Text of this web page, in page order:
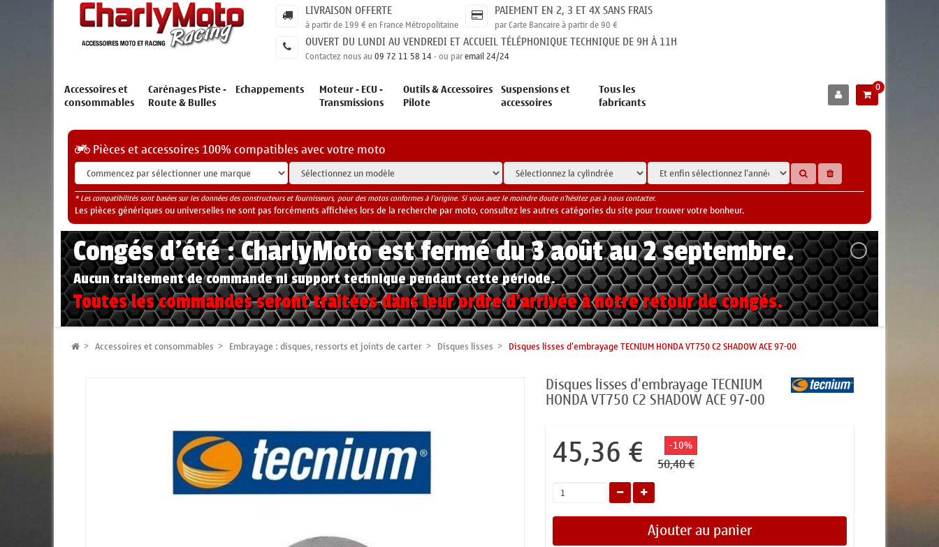
LIVRAISON OFFERTE
à partir de 199 € en France Métropolitaine
PAIEMENT EN 2, 3 ET 4X SANS FRAIS
par Carte Bancaire à partir de 90 €
OUVERT DU LUNDI AU VENDREDI ET ACCUEIL TÉLÉPHONIQUE TECHNIQUE DE 9H À 11H
Contactez nous au09 72 11 58 14- ou paremail 24/24
Accessoires et
consommables
Carénages Piste -
Route & Bulles
Echappements Moteur - ECU -
Transmissions
Outils & Accessoires
Pilote
Suspensions et
accessoires
Tous les
fabricants
0
Pièces et accessoires 100% compatibles avec votre moto
* Les compatibilités sont basées sur les données des constructeurs et fournisseurs, pour des motos conformes à l'origine. Si vous avez le moindre doute n'hésitez pas à nous contacter.
Les pièces génériques ou universelles ne sont pas forcéments affichées lors de la recherche par moto, consultez les autres catégories du site pour trouver votre bonheur.
Congés d'été : CharlyMoto est fermé du 3 août au 2 septembre.
Aucun traitement de commande ni support technique pendant cette période.
Toutes les commandes seront traitées dans leur ordre d'arrivée à notre retour de congés.
Accessoires et consommables Embrayage : disques, ressorts et joints de carter Disques lisses Disques lisses d'embrayage TECNIUM HONDA VT750 C2 SHADOW ACE 97-00
Disques lisses d'embrayage TECNIUM
HONDA VT750 C2 SHADOW ACE 97-00
45,36 € -10%
50,40 €
Ajouter au panier